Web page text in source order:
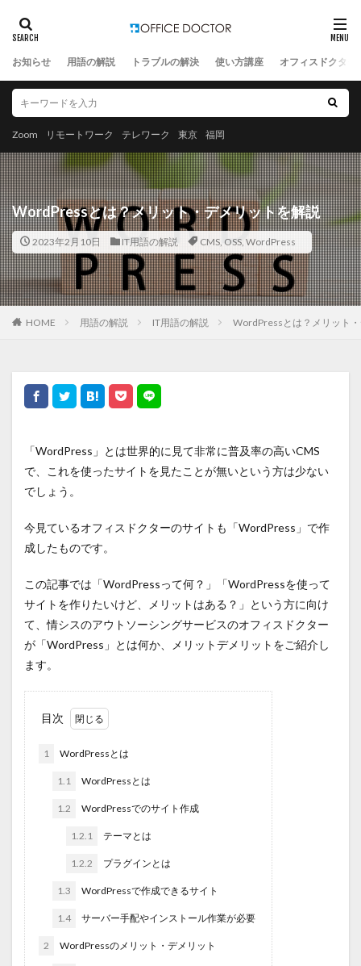
お知らせ 用語の解説 トラブルの解決 使い方講座 オフィスドクター
Zoom リモートワーク テレワーク 東京 福岡
WordPressとは？メリット・デメリットを解説
2023年2月10日 IT用語の解説 CMS, OSS, WordPress
HOME 用語の解説 IT用語の解説 WordPressとは？メリット
「WordPress」とは世界的に見て非常に普及率の高いCMS
で、これを使ったサイトを見たことが無いという方は少ない
でしょう。
今見ているオフィスドクターのサイトも「WordPress」で作
成したものです。
この記事では「WordPressって何？」「WordPressを使って
サイトを作りたいけど、メリットはある？」という方に向け
て、情シスのアウトソーシングサービスのオフィスドクター
が「WordPress」とは何か、メリットデメリットをご紹介し
ます。
目次
1 WordPressとは
1.1 WordPressとは
1.2 WordPressでのサイト作成
1.2.1 テーマとは
1.2.2 プラグインとは
1.3 WordPressで作成できるサイト
1.4 サーバー手配やインストール作業が必要
2 WordPressのメリット・デメリット